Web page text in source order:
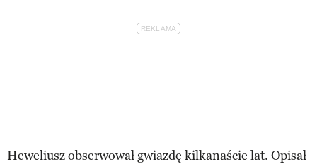
Heweliusz obserwował gwiazdę kilkanaście lat. Opisał